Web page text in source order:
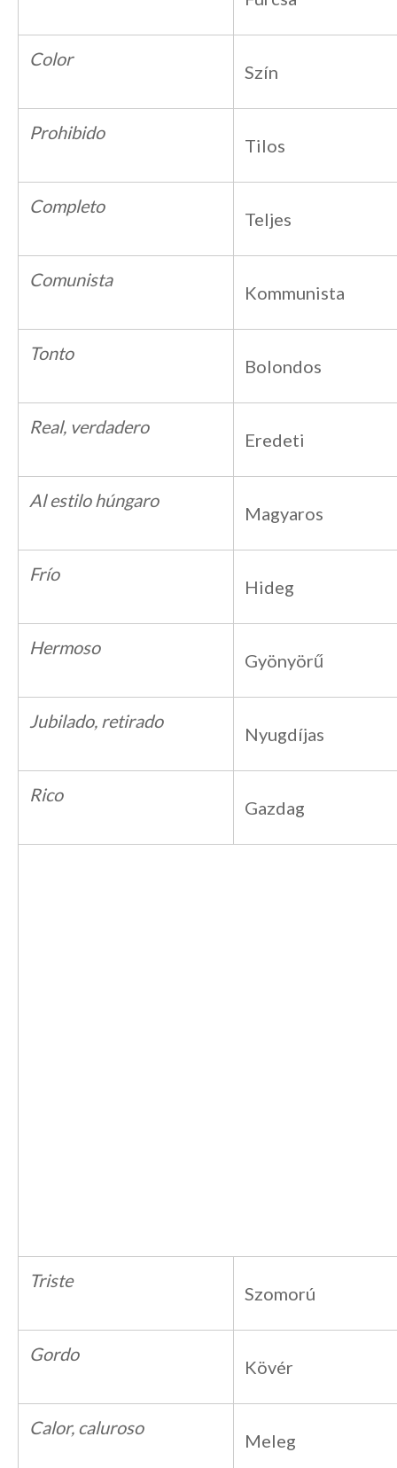
Color
Szín
Prohibido
Tilos
Completo
Teljes
Comunista
Kommunista
Tonto
Bolondos
Real, verdadero
Eredeti
Al estilo húngaro
Magyaros
Frío
Hideg
Hermoso
Gyönyörű
Jubilado, retirado
Nyugdíjas
Rico
Gazdag
Triste
Szomorú
Gordo
Kövér
Calor, caluroso
Meleg